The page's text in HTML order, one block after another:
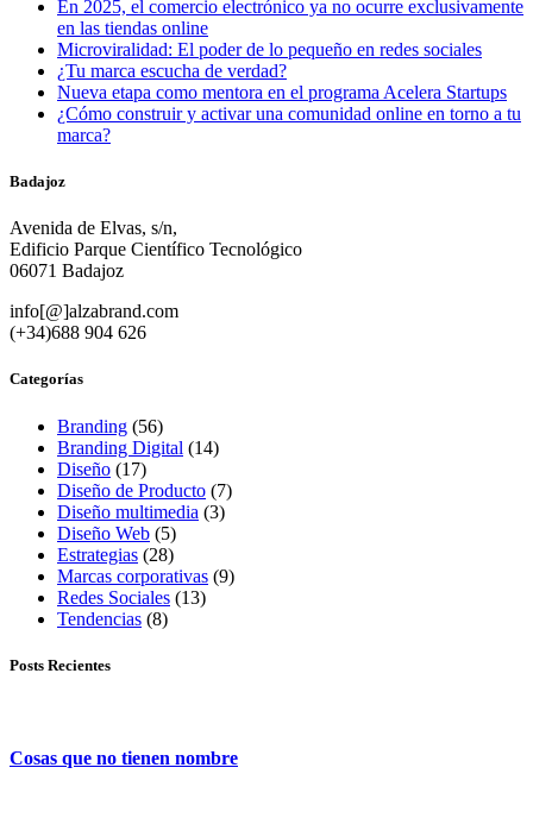
En 2025, el comercio electrónico ya no ocurre exclusivamente
en las tiendas online
Microviralidad: El poder de lo pequeño en redes sociales
¿Tu marca escucha de verdad?
Nueva etapa como mentora en el programa Acelera Startups
¿Cómo construir y activar una comunidad online en torno a tu
marca?
Badajoz
Avenida de Elvas, s/n,
Edificio Parque Científico Tecnológico
06071 Badajoz
info[@]alzabrand.com
(+34)688 904 626
Categorías
Branding (56)
Branding Digital (14)
Diseño (17)
Diseño de Producto (7)
Diseño multimedia (3)
Diseño Web (5)
Estrategias (28)
Marcas corporativas (9)
Redes Sociales (13)
Tendencias (8)
Posts Recientes
Cosas que no tienen nombre